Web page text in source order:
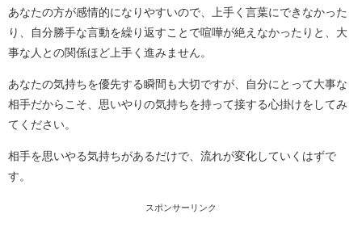
あなたの方が感情的になりやすいので、上手く言葉にできなかった
り、自分勝手な言動を繰り返すことで喧嘩が絶えなかったりと、大
事な人との関係ほど上手く進みません。
あなたの気持ちを優先する瞬間も大切ですが、自分にとって大事な
相手だからこそ、思いやりの気持ちを持って接する心掛けをしてみ
てください。
相手を思いやる気持ちがあるだけで、流れが変化していくはずで
す。
スポンサーリンク